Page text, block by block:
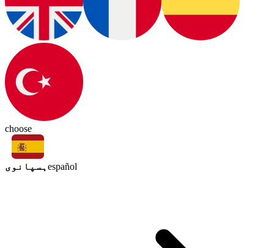
choose
ہسپانوی español